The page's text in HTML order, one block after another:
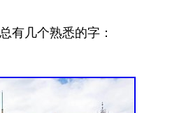
有几个熟悉的字：